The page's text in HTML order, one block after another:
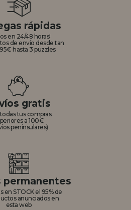
rápidas
en 24/48 horas!
de envío desde tan
hasta 3 puzzles
gratis
tus compras
a 100€
peninsulares)
permanentes
en STOCK el 95% de
anunciados en
esta web